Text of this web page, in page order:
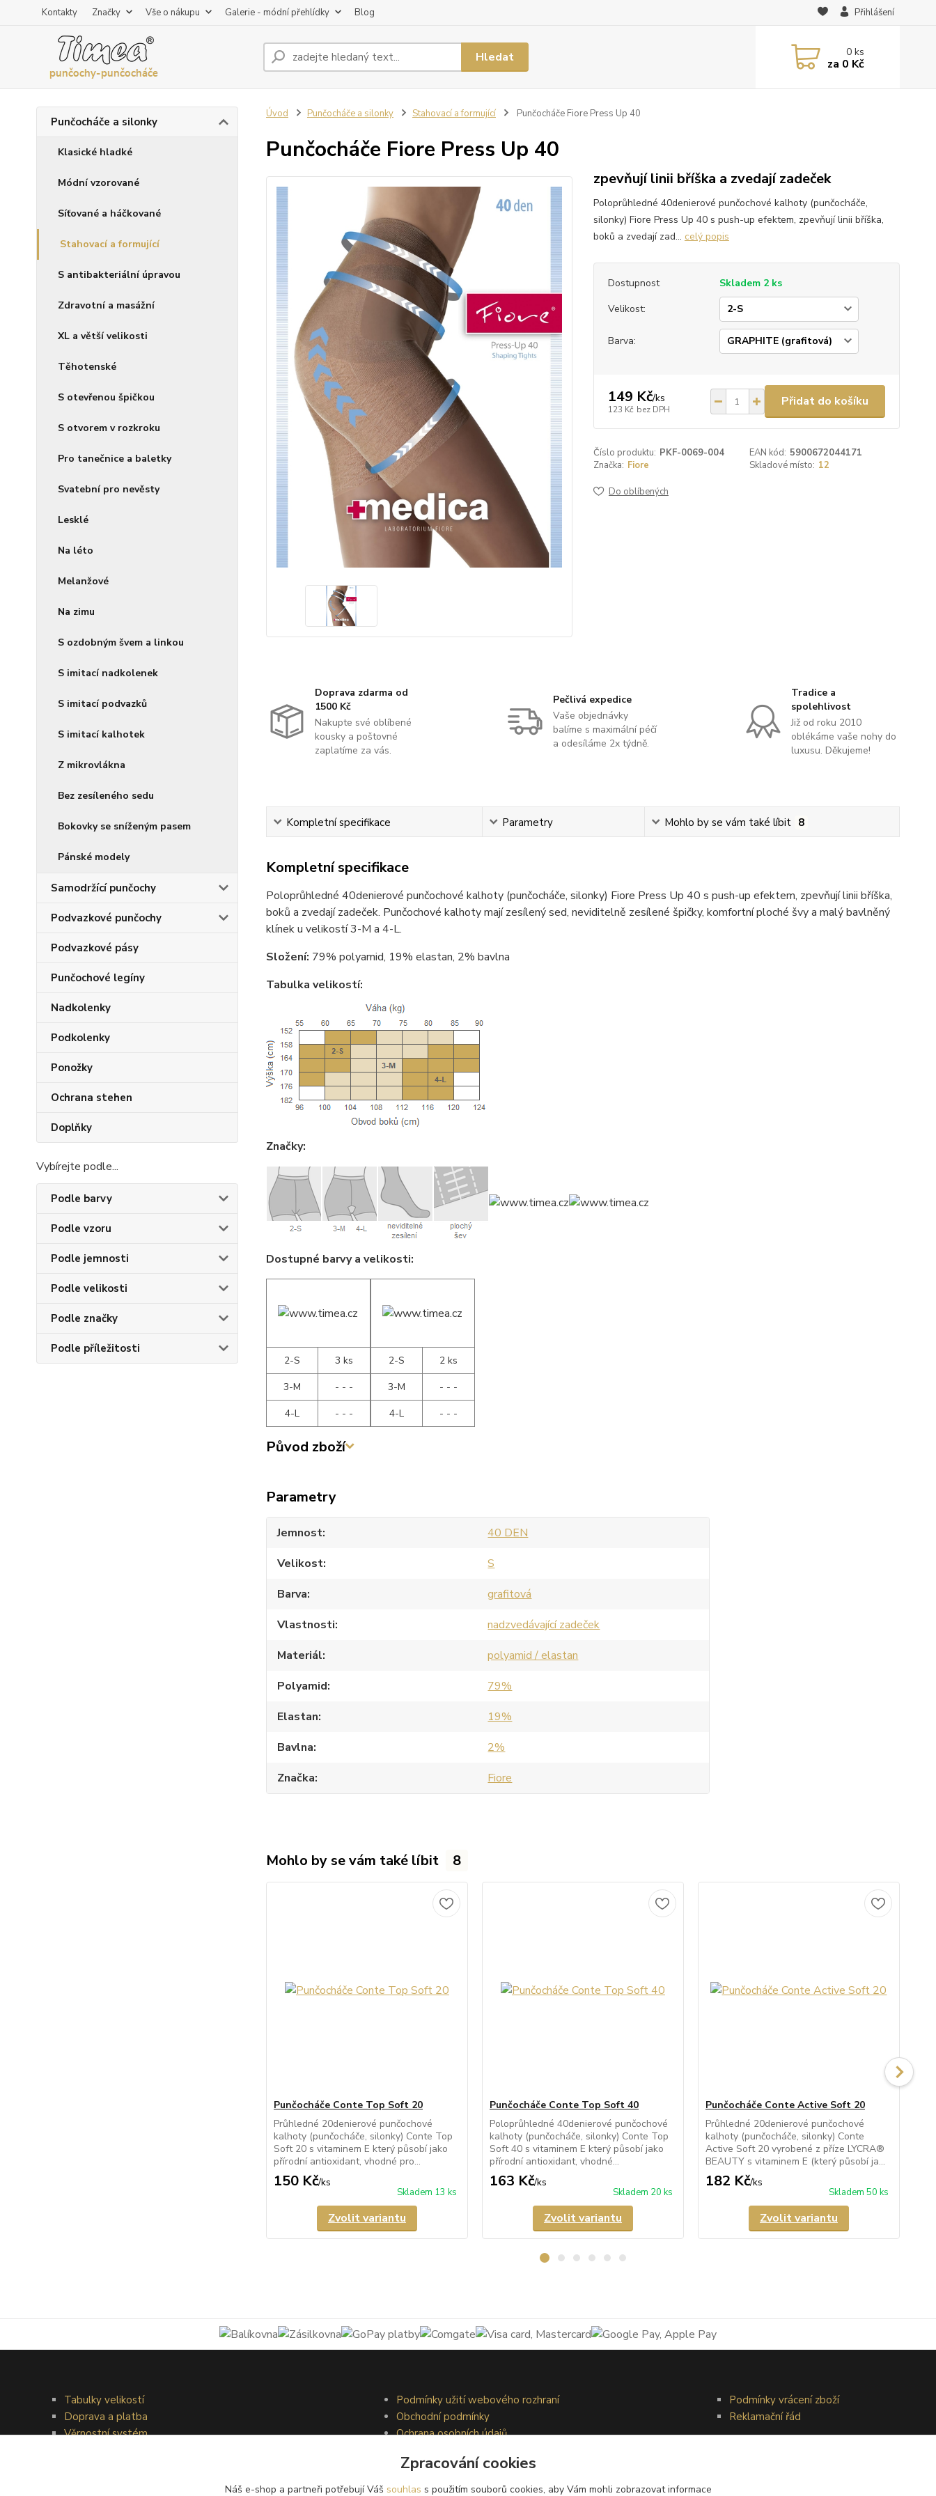
Kontakty Značky Vše o nákupu Galerie - módní přehlídky Blog Přihlášení
Hledat 0ks
za 0 Kč
Punčocháče a silonky
Klasické hladké
Módní vzorované
Síťované a háčkované
Stahovací a formující
S antibakteriální úpravou
Zdravotní a masážní
XL a větší velikosti
Těhotenské
S otevřenou špičkou
S otvorem v rozkroku
Pro tanečnice a baletky
Svatební pro nevěsty
Lesklé
Na léto
Melanžové
Na zimu
S ozdobným švem a linkou
S imitací nadkolenek
S imitací podvazků
S imitací kalhotek
Z mikrovlákna
Bez zesíleného sedu
Bokovky se sníženým pasem
Pánské modely
Samodržící punčochy
Podvazkové punčochy
Podvazkové pásy
Punčochové legíny
Nadkolenky
Podkolenky
Ponožky
Ochrana stehen
Doplňky
Vybírejte podle...
Podle barvy
Podle vzoru
Podle jemnosti
Podle velikosti
Podle značky
Podle příležitosti
Úvod Punčocháče a silonky Stahovací a formující Punčocháče Fiore Press Up 40
Punčocháče Fiore Press Up 40
zpevňují linii bříška a zvedají zadeček
Poloprůhledné 40denierové punčochové kalhoty (punčocháče,
silonky) Fiore Press Up 40 s push-up efektem, zpevňují linii bříška,
boků a zvedají zad... celý popis
Dostupnost
Skladem 2 ks
Velikost:
Barva:
149 Kč/ks
123 Kč bez DPH
Přidat do košíku
Číslo produktu: PKF-0069-004 EAN kód: 5900672044171
Značka: Fiore Skladové místo: 12
Do oblíbených
Doprava zdarma od
1500 Kč
Nakupte své oblíbené
kousky a poštovné
zaplatíme za vás.
Pečlivá expedice
Vaše objednávky
balíme s maximální péčí
a odesíláme 2x týdně.
Tradice a
spolehlivost
Již od roku 2010
oblékáme vaše nohy do
luxusu. Děkujeme!
Kompletní specifikace Parametry Mohlo by se vám také líbit 8
Kompletní specifikace
Poloprůhledné 40denierové punčochové kalhoty (punčocháče, silonky) Fiore Press Up 40 s push-up efektem, zpevňují linii bříška,
boků a zvedají zadeček. Punčochové kalhoty mají zesílený sed, neviditelně zesílené špičky, komfortní ploché švy a malý bavlněný
klínek u velikostí 3-M a 4-L.
Složení: 79% polyamid, 19% elastan, 2% bavlna
Tabulka velikostí:
Značky:
Dostupné barvy a velikosti:
2-S
3 ks
3-M
- - -
4-L
- - -
2-S
2 ks
3-M
- - -
4-L
- - -
Původ zboží
Parametry
Jemnost
40 DEN
Velikost
S
Barva
grafitová
Vlastnosti
nadzvedávající zadeček
Materiál
polyamid / elastan
Polyamid
79%
Elastan
19%
Bavlna
2%
Značka
Fiore
Mohlo by se vám také líbit 8
Punčocháče Conte Top Soft 20
Průhledné 20denierové punčochové
kalhoty (punčocháče, silonky) Conte Top
Soft 20 s vitaminem E který působí jako
přírodní antioxidant, vhodné pro...
150 Kč/ks
Skladem 13 ks
Zvolit variantu
Punčocháče Conte Top Soft 40
Poloprůhledné 40denierové punčochové
kalhoty (punčocháče, silonky) Conte Top
Soft 40 s vitaminem E který působí jako
přírodní antioxidant, vhodné...
163 Kč/ks
Skladem 20 ks
Zvolit variantu
Punčocháče Conte Active Soft 20
Průhledné 20denierové punčochové
kalhoty (punčocháče, silonky) Conte
Active Soft 20 vyrobené z příze LYCRA®
BEAUTY s vitaminem E (který působí ja...
182 Kč/ks
Skladem 50 ks
Zvolit variantu
Tabulky velikostí
Doprava a platba
Věrnostní systém
Podmínky užití webového rozhraní
Obchodní podmínky
Ochrana osobních údajů
Podmínky vrácení zboží
Reklamační řád
Zpracování cookies
Náš e-shop a partneři potřebují Váš souhlas s použitím souborů cookies, aby Vám mohli zobrazovat informace